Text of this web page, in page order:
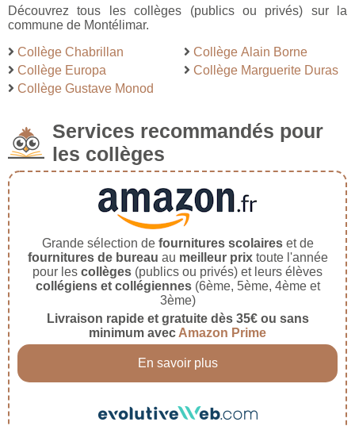
Découvrez tous les collèges (publics ou privés) sur la
commune de Montélimar.
Collège Chabrillan
Collège Europa
Collège Gustave Monod
Collège Alain Borne
Collège Marguerite Duras
Services recommandés pour
les collèges
Grande sélection de fournitures scolaireset de
fournitures de bureau au meilleur prixtoute l'année
pour les collèges (publics ou privés) et leurs élèves
collégiens et collégiennes(6ème, 5ème, 4ème et
3ème)
Livraison rapide et gratuite dès 35€ ou sans
minimum avec Amazon Prime
En savoir plus